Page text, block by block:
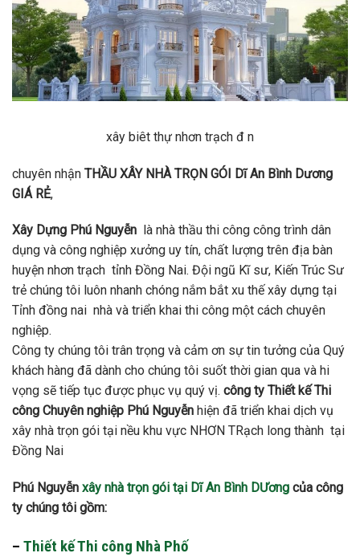
xây biêt thự nhơn trạch đ n
chuyên nhận THẦU XÂY NHÀ TRỌN GÓI Dĩ An Bình Dương
GIÁ RẺ,
Xây Dựng Phú Nguyễn
là nhà thầu thi công công trình dân
dụng và công nghiệp xưởng uy tín, chất lượng trên địa bàn
huyện nhơn trạch tỉnh Đồng Nai. Đội ngũ Kĩ sư, Kiến Trúc Sư
trẻ chúng tôi luôn nhanh chóng nắm bắt xu thế xây dựng tại
Tỉnh đồng nai nhà và triển khai thi công một cách chuyên
nghiệp.
Công ty chúng tôi trân trọng và cảm ơn sự tin tưởng của Quý
khách hàng đã dành cho chúng tôi suốt thời gian qua và hi
vọng sẽ tiếp tục được phục vụ quý vị. công ty Thiết kế Thi
công Chuyên nghiệp Phú Nguyễn hiện đã triển khai dịch vụ
xây nhà trọn gói tại nều khu vực NHƠN TRạch long thành tại
Đồng Nai
Phú Nguyễn xây nhà trọn gói tại Dĩ An Bình DƯơng của công
ty chúng tôi gồm:
– Thiết kế Thi công Nhà Phố